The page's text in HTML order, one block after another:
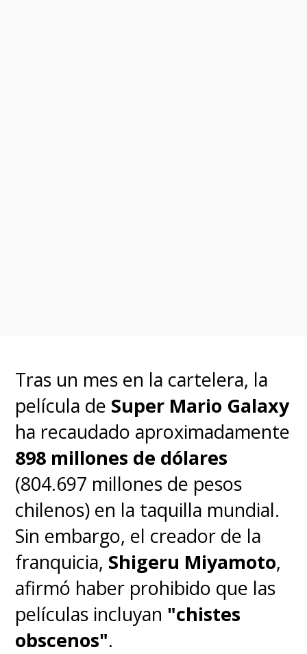
Tras un mes en la cartelera, la
película de Super Mario Galaxy
ha recaudado aproximadamente
898 millones de dólares
(804.697 millones de pesos
chilenos) en la taquilla mundial.
Sin embargo, el creador de la
franquicia, Shigeru Miyamoto,
afirmó haber prohibido que las
películas incluyan "chistes
obscenos".